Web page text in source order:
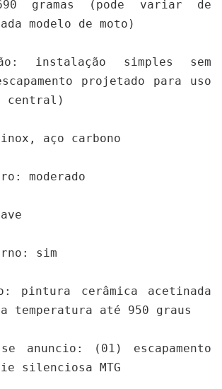
gramas (pode variar de
modelo de moto)
instalação simples sem
projetado para uso
central)
aço carbono
moderado
sim
pintura cerâmica acetinada
temperatura até 950 graus
anuncio: (01) escapamento
silenciosa MTG